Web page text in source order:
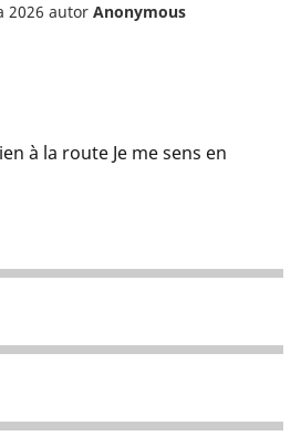
2026 autor Anonymous
à la route Je me sens en